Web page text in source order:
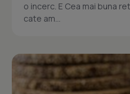
o incerc. E Cea mai buna
cate am...